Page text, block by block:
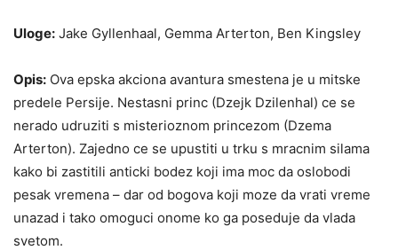
Uloge: Jake Gyllenhaal, Gemma Arterton, Ben Kingsley
Opis: Ova epska akciona avantura smestena je u mitske
predele Persije. Nestasni princ (Dzejk Dzilenhal) ce se
nerado udruziti s misterioznom princezom (Dzema
Arterton). Zajedno ce se upustiti u trku s mracnim silama
kako bi zastitili anticki bodez koji ima moc da oslobodi
pesak vremena – dar od bogova koji moze da vrati vreme
unazad i tako omoguci onome ko ga poseduje da vlada
svetom.